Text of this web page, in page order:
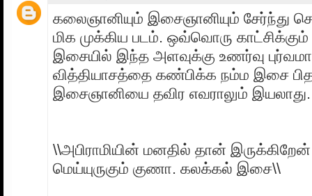
கலைஞானியும் இசைஞானியும் சேர்ந்து
மிக முக்கிய படம். ஒவ்வொரு
இசையில் இந்த அளவுக்கு உணர்வு
வித்தியாசத்தை கண்பிக்க நம்ம இசை
இசைஞானியை தவிர எவராலும் இயலாது.
\\அபிராமியின் மனதில் தான்
மெய்யுருகும் குணா. கலக்கல் இசை\\